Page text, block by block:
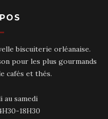
biscuiterie orléanaise.
pour les plus gourmands
cafés et thés.
au samedi
18H30